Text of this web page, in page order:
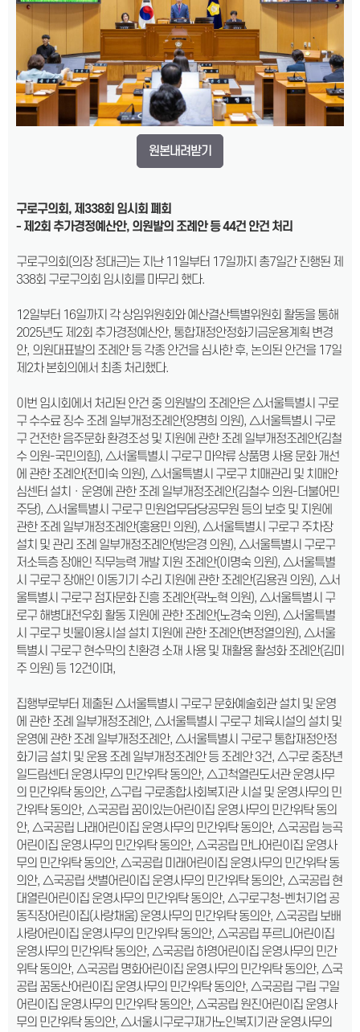
원본내려받기
구로구의회, 제338회 임시회 폐회
- 제2회 추가경정예산안, 의원발의 조례안 등 44건 안건 처리
구로구의회(의장 정대근)는 지난 11일부터 17일까지 총7일간 진행된 제
338회 구로구의회 임시회를 마무리 했다.
12일부터 16일까지 각 상임위원회와 예산결산특별위원회 활동을 통해
2025년도 제2회 추가경정예산안, 통합재정안정화기금운용계획 변경
안, 의원대표발의 조례안 등 각종 안건을 심사한 후, 논의된 안건을 17일
제2차 본회의에서 최종 처리했다.
이번 임시회에서 처리된 안건 중 의원발의 조례안은 △서울특별시 구로
구 수수료 징수 조례 일부개정조례안(양명희 의원), △서울특별시 구로
구 건전한 음주문화 환경조성 및 지원에 관한 조례 일부개정조례안(김철
수 의원-국민의힘), △서울특별시 구로구 마약류 상품명 사용 문화 개선
에 관한 조례안(전미숙 의원), △서울특별시 구로구 치매관리 및 치매안
심센터 설치ㆍ운영에 관한 조례 일부개정조례안(김철수 의원-더불어민
주당), △서울특별시 구로구 민원업무담당공무원 등의 보호 및 지원에
관한 조례 일부개정조례안(홍용민 의원), △서울특별시 구로구 주차장
설치 및 관리 조례 일부개정조례안(방은경 의원), △서울특별시 구로구
저소득층 장애인 직무능력 개발 지원 조례안(이명숙 의원), △서울특별
시 구로구 장애인 이동기기 수리 지원에 관한 조례안(김용권 의원), △서
울특별시 구로구 점자문화 진흥 조례안(곽노혁 의원), △서울특별시 구
로구 해병대전우회 활동 지원에 관한 조례안(노경숙 의원), △서울특별
시 구로구 빗물이용시설 설치 지원에 관한 조례안(변정열의원), △서울
특별시 구로구 현수막의 친환경 소재 사용 및 재활용 활성화 조례안(김미
주 의원) 등 12건이며,
집행부로부터 제출된 △서울특별시 구로구 문화예술회관 설치 및 운영
에 관한 조례 일부개정조례안, △서울특별시 구로구 체육시설의 설치 및
운영에 관한 조례 일부개정조례안, △서울특별시 구로구 통합재정안정
화기금 설치 및 운용 조례 일부개정조례안 등 조례안 3건, △구로 중장년
일드림센터 운영사무의 민간위탁 동의안, △고척열린도서관 운영사무
의 민간위탁 동의안, △구립 구로종합사회복지관 시설 및 운영사무의 민
간위탁 동의안, △국공립 꿈이있는어린이집 운영사무의 민간위탁 동의
안, △국공립 나래어린이집 운영사무의 민간위탁 동의안, △국공립 능곡
어린이집 운영사무의 민간위탁 동의안, △국공립 만나어린이집 운영사
무의 민간위탁 동의안, △국공립 미래어린이집 운영사무의 민간위탁 동
의안, △국공립 샛별어린이집 운영사무의 민간위탁 동의안, △국공립 현
대열린어린이집 운영사무의 민간위탁 동의안, △구로구청-벤처기업 공
동직장어린이집(사랑채움) 운영사무의 민간위탁 동의안, △국공립 보배
사랑어린이집 운영사무의 민간위탁 동의안, △국공립 푸르니어린이집
운영사무의 민간위탁 동의안, △국공립 하영어린이집 운영사무의 민간
위탁 동의안, △국공립 명화어린이집 운영사무의 민간위탁 동의안, △국
공립 꿈동산어린이집 운영사무의 민간위탁 동의안, △국공립 구립 구일
어린이집 운영사무의 민간위탁 동의안, △국공립 원진어린이집 운영사
무의 민간위탁 동의안, △서울시구로구재가노인복지기관 운영사무의